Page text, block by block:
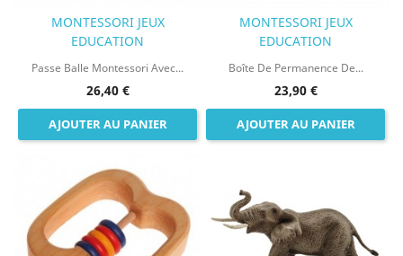
MONTESSORI JEUX
EDUCATION
Passe Balle Montessori Avec...
26,40 €
AJOUTER AU PANIER
MONTESSORI JEUX
EDUCATION
Boîte De Permanence De...
23,90 €
AJOUTER AU PANIER